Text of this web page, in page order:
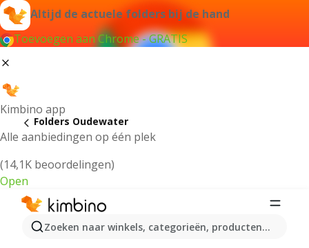
Altijd de actuele folders bij de hand
Toevoegen aan Chrome - GRATIS
Kimbino app
Alle aanbiedingen op één plek
(14,1K beoordelingen)
Open
Zoeken naar winkels, categorieën, producten...
Folders Oudewater
Oudewater - Meest recente folders